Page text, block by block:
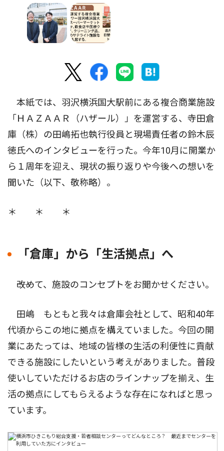
本紙では、羽沢横浜国大駅前にある複合商業施設
「ＨＡＺＡＡＲ（ハザール）」を運営する、寺田倉
庫（株）の田嶋拓也執行役員と現場責任者の鈴木辰
徳氏へのインタビューを行った。今年10月に開業か
ら１周年を迎え、現状の振り返りや今後への想いを
聞いた（以下、敬称略）。
＊ ＊ ＊
「倉庫」から「生活拠点」へ
――改めて、施設のコンセプトをお聞かせください。
田嶋 もともと我々は倉庫会社として、昭和40年
代頃からこの地に拠点を構えていました。今回の開
業にあたっては、地域の皆様の生活の利便性に貢献
できる施設にしたいという考えがありました。普段
使いしていただけるお店のラインナップを揃え、生
活の拠点にしてもらえるような存在になればと思っ
ています。